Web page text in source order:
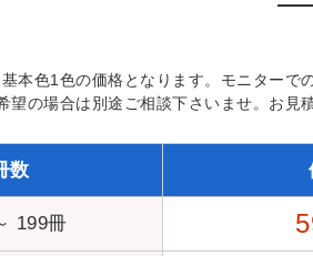
本色1色の価格となります。モニターで
望の場合は別途ご相談下さいませ。お見
数
199冊